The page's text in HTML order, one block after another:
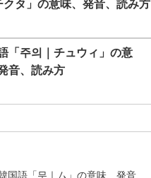
クタ」の意味、発音、読み方
「주의｜チュウィ」の意
音、読み方
国語「무｜ム」の意味、発音、